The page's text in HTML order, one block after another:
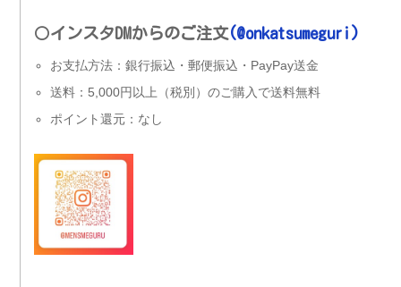
〇インスタDMからのご注文(@onkatsumeguri)
お支払方法：銀行振込・郵便振込・PayPay送金
送料：5,000円以上（税別）のご購入で送料無料
ポイント還元：なし